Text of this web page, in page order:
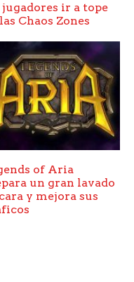
jugadores ir a tope
Chaos Zones
of Aria
un gran lavado
y mejora sus